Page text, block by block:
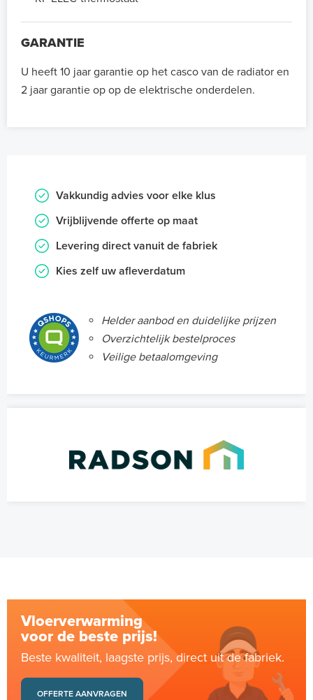
GARANTIE
U heeft 10 jaar garantie op het casco van de radiator en
2 jaar garantie op op de elektrische onderdelen.
Vakkundig advies voor elke klus
Vrijblijvende offerte op maat
Levering direct vanuit de fabriek
Kies zelf uw afleverdatum
Helder aanbod en duidelijke prijzen
Overzichtelijk bestelproces
Veilige betaalomgeving
Vloerverwarming
voor de beste prijs!
Beste kwaliteit, laagste prijs, direct uit de fabriek.
OFFERTE AANVRAGEN